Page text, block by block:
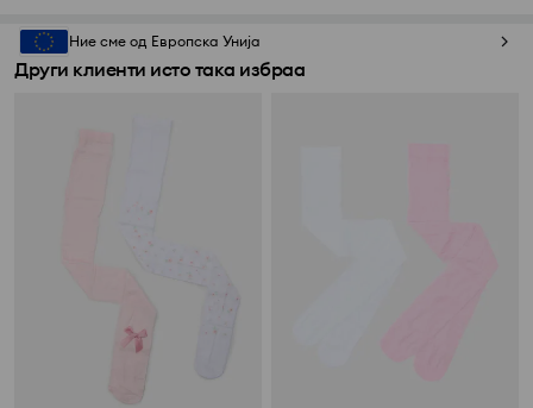
Ние сме од Европска Унија
Други клиенти исто така избраа